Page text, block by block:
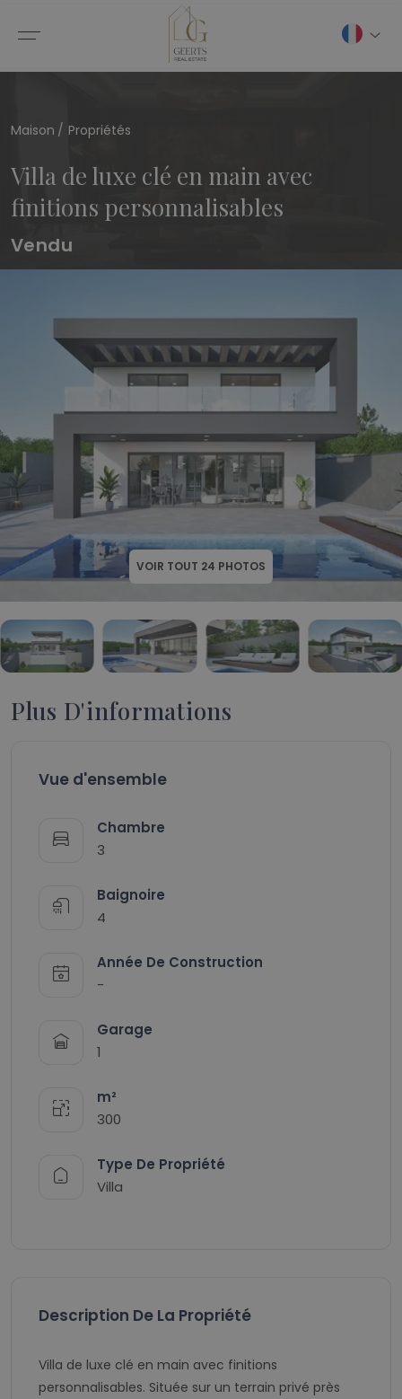
Maison Propriétés
Villa de luxe clé en main avec
finitions personnalisables
Vendu
VOIR TOUT 24 PHOTOS
Plus D'informations
Vue d'ensemble
Chambre
3
Baignoire
4
Année De Construction
-
Garage
1
m²
300
Type De Propriété
Villa
Description De La Propriété
Villa de luxe clé en main avec finitions
personnalisables. Située sur un terrain privé près